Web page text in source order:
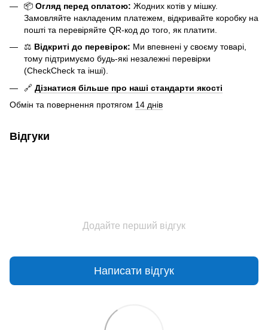
📦 Огляд перед оплатою: Жодних котів у мішку.
Замовляйте накладеним платежем, відкривайте коробку на
пошті та перевіряйте QR-код до того, як платити.
⚖️ Відкриті до перевірок: Ми впевнені у своєму товарі,
тому підтримуємо будь-які незалежні перевірки
(CheckCheck та інші).
🔗 Дізнатися більше про наші стандарти якості
Обмін та повернення протягом 14 днів
Відгуки
Додайте перший відгук
Написати відгук